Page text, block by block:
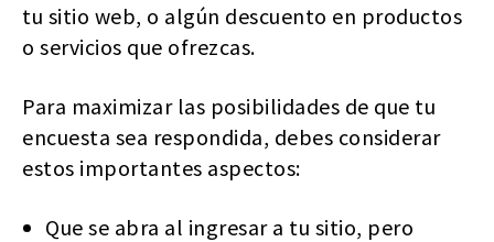
tu sitio web, o algún descuento en productos
o servicios que ofrezcas.
Para maximizar las posibilidades de que tu
encuesta sea respondida, debes considerar
estos importantes aspectos:
Que se abra al ingresar a tu sitio, pero